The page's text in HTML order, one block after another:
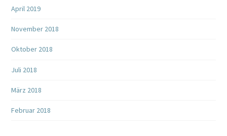
April 2019
November 2018
Oktober 2018
Juli 2018
März 2018
Februar 2018